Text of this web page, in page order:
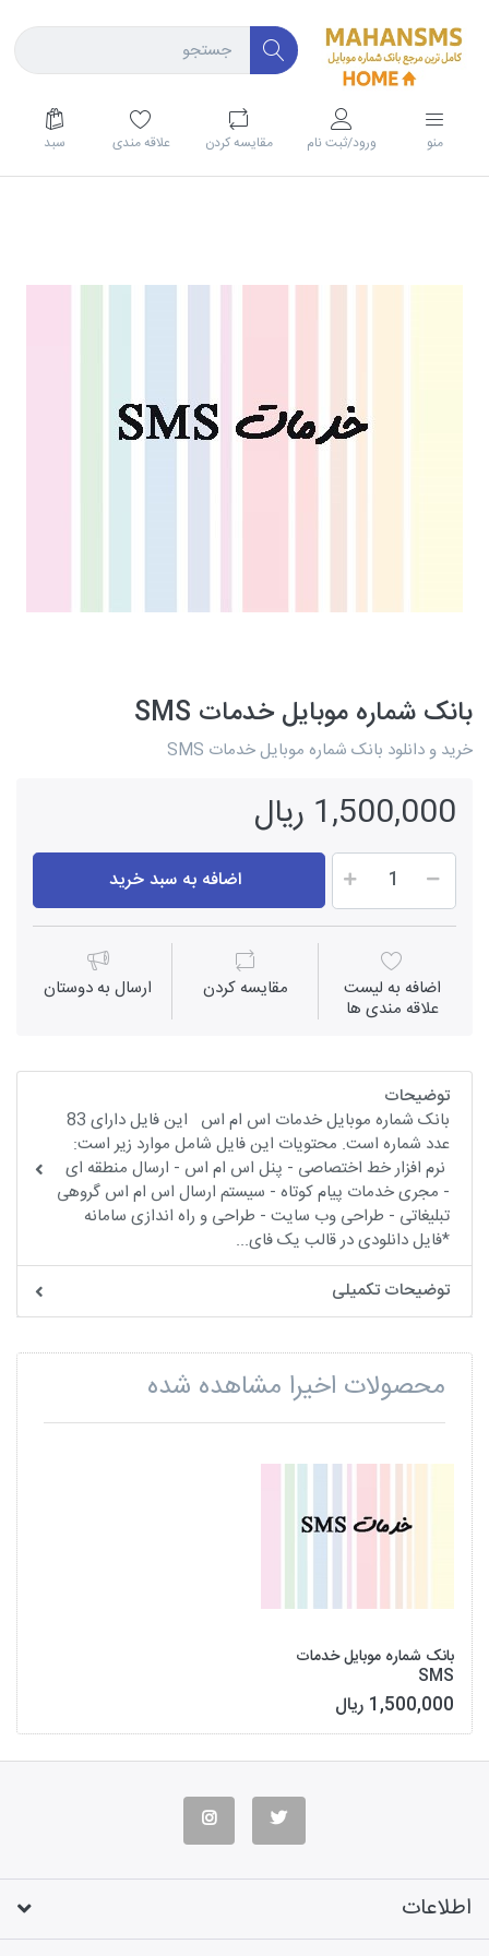
منو ورود/ثبت نام مقايسه كردن علاقه مندی سبد
بانک شماره موبایل خدمات SMS
خرید و دانلود بانک شماره موبایل خدمات SMS
1,500,000 ریال
اضافه به سبد خرید
اضافه به لیست
علاقه مندی ها
مقايسه كردن ارسال به دوستان
توضیحات
بانک شماره موبایل خدمات اس ام اس این فایل دارای 83
عدد شماره است. محتویات این فایل شامل موارد زیر است:
نرم افزار خط اختصاصی - پنل اس ام اس - ارسال منطقه ای
- مجری خدمات پیام کوتاه - سیستم ارسال اس ام اس گروهی
تبلیغاتی - طراحی وب سایت - طراحی و راه اندازی سامانه
*فایل دانلودی در قالب یک فای...
توضیحات تکمیلی
محصولات اخیرا مشاهده شده
بانک شماره موبایل خدمات
SMS
1,500,000 ریال
اطلاعات